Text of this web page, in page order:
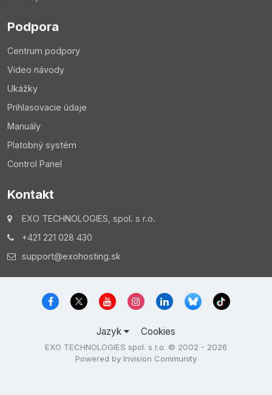
Podpora
Centrum podpory
Video návody
Ukážky
Prihlasovacie údaje
Manuály
Platobný systém
Control Panel
Kontakt
EXO TECHNOLOGIES, spol. s r.o.
+421 221 028 430
support@exohosting.sk
Jazyk Cookies
EXO TECHNOLOGIES spol. s r.o. © 2002 - 2026
Powered by Invision Community